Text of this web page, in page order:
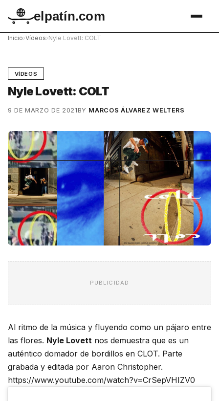
elpatín.com
Inicio›Vídeos›Nyle Lovett: COLT
VÍDEOS
Nyle Lovett: COLT
9 DE MARZO DE 2021BY MARCOS ÁLVAREZ WELTERS
PUBLICIDAD
Al ritmo de la música y fluyendo como un pájaro entre
las flores. Nyle Lovett nos demuestra que es un
auténtico domador de bordillos en CLOT. Parte
grabada y editada por Aaron Christopher.
https://www.youtube.com/watch?v=CrSepVHIZV0